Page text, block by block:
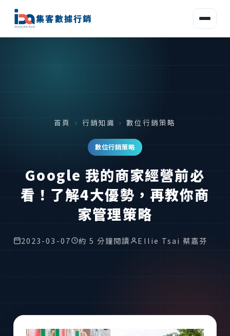
集客數據行銷
首頁 › 行銷知識 › 數位行銷策略
數位行銷策略
Google 我的商家經營前必
看！了解4大優勢，再教你商
家管理策略
2023-03-07 約 5 分鐘閱讀 Ellie Tsai 蔡嘉芬